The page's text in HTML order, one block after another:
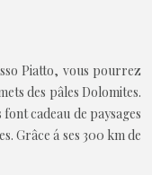
Piatto, vous pourrez
des pâles Dolomites.
cadeau de paysages
Grâce á ses 300 km de